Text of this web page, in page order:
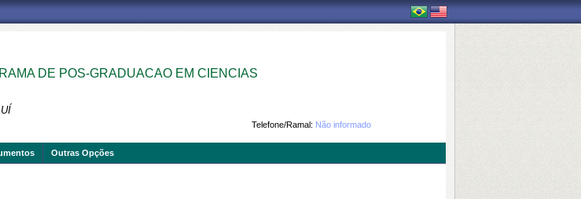
DE POS-GRADUACAO EM CIENCIAS
Telefone/Ramal: Não informado
Outras Opções